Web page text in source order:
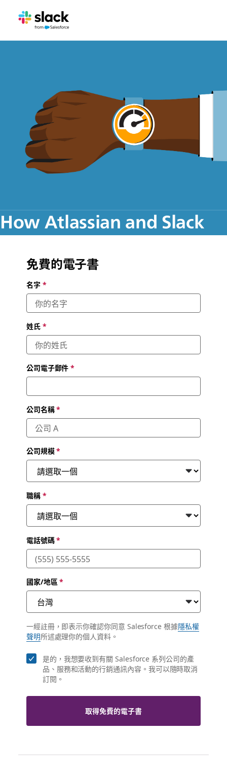
How Atlassian and Slack
drive value for technical
teams
A survey of IT leaders and practitioners reveals how deep
integrations between the software tools can unlock
collaboration and productivity
免費的電子書
名字*
姓氏*
公司電子郵件 *
公司名稱*
公司規模*
職稱*
電話號碼*
國家/地區 *
一經註冊，即表示你確認你同意 Salesforce 根據隱私權
聲明所述處理你的個人資料。
是的，我想要收到有關 Salesforce 系列公司的產
品、服務和活動的行銷通訊內容。我可以隨時取消
訂閱。
取得免費的電子書